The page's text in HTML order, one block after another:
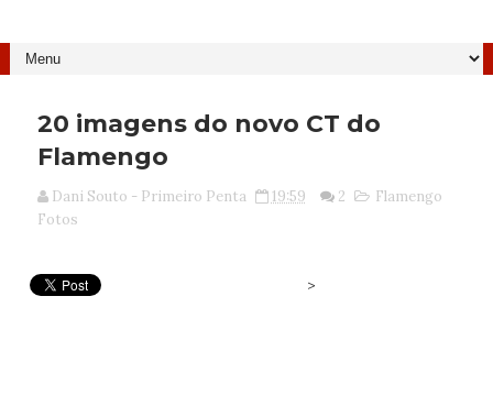
20 imagens do novo CT do
Flamengo
Dani Souto - Primeiro Penta 19:59 2
Flamengo
Fotos
>